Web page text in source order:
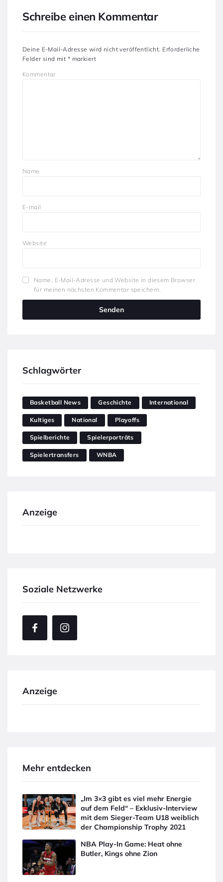
Schreibe einen Kommentar
Deine E-Mail-Adresse wird nicht veröffentlicht. Erforderliche
Felder sind mit * markiert
Kommentar
Name
E-mail
Website
Name, E-Mail-Adresse und Website in diesem Browser
für meinen nächsten Kommentar speichern.
Schlagwörter
Basketball News Geschichte International
Kultiges National Playoffs
Spielberichte Spielerporträts
Spielertransfers WNBA
Anzeige
Soziale Netzwerke
Anzeige
Mehr entdecken
„Im 3×3 gibt es viel mehr Energie
auf dem Feld“ – Exklusiv-Interview
mit dem Sieger-Team U18 weiblich
der Championship Trophy 2021
NBA Play-In Game: Heat ohne
Butler, Kings ohne Zion